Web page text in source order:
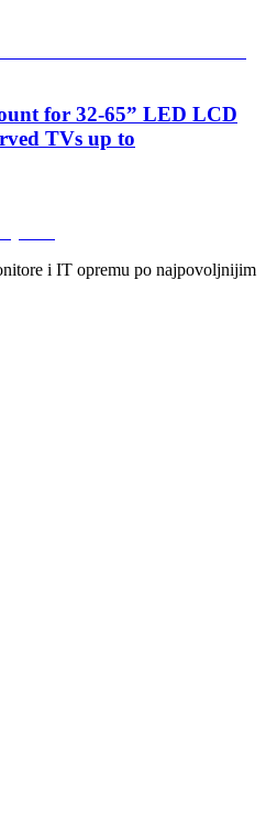
for 32-65” LED LCD
TVs up to
i IT opremu po najpovoljnijim